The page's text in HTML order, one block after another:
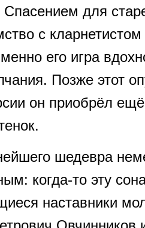
Спасением для
с
его игра
Позже этот
он приобрёл
шедевра
когда-то эту
наставники